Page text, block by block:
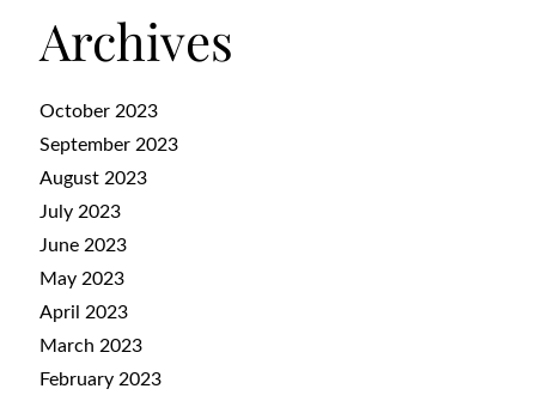
Archives
October 2023
September 2023
August 2023
July 2023
June 2023
May 2023
April 2023
March 2023
February 2023